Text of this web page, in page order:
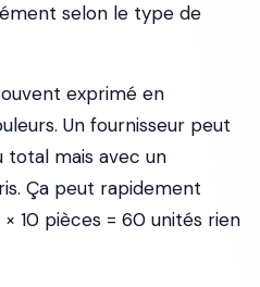
selon le type de
exprimé en
Un fournisseur peut
total mais avec un
Ça peut rapidement
10 pièces = 60 unités rien